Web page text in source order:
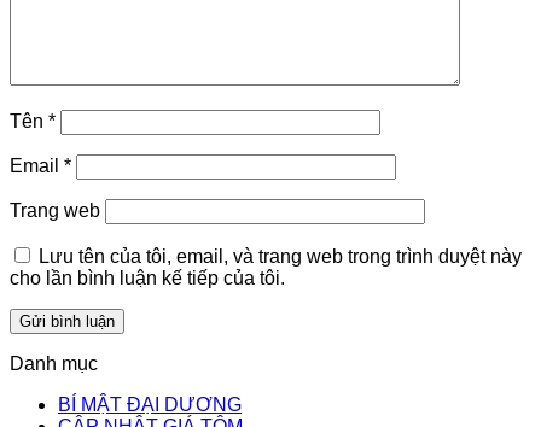
Tên *
Email *
Trang web
Lưu tên của tôi, email, và trang web trong trình duyệt này
cho lần bình luận kế tiếp của tôi.
Danh mục
BÍ MẬT ĐẠI DƯƠNG